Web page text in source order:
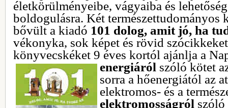
életkörülményeibe, vágyaiba és
boldogulásra. Két természettudományos
bővült a kiadó 101 dolog, amit jó, ha
vékonyka, sok képet és rövid
könyvecskéket 9 éves kortól ajánlja a
energiáról szóló kötet
sorra a hőenergiától az
elektromos- és a
elektromosságról szóló